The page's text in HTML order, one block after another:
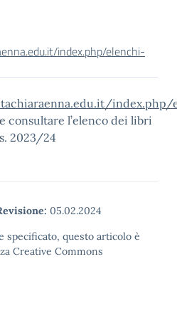
index.php/elenchi-
index.php/
consultare l’elenco dei libri
2023/24
05.02.2024
specificato, questo articolo è
Creative Commons